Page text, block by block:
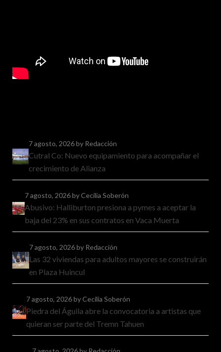
7 agosto, 2026by Redacción
Cutral Co: Nuevo equipamiento para acompañar el
crecimiento de Alianza
7 agosto, 2026by Cecilia Soberón
Abusivo: Halliburton presiona a pymes a aceptar la
baja del 23% en sus contratos en Vaca Muerta
7 agosto, 2026by Redacción
Las 32 viviendas para adultos mayores se construirán
en Plaza Huincul
7 agosto, 2026by Cecilia Soberón
Piedra del Águila abre la convocatoria a artistas que
quieran ser parte del Tremn Tahuen